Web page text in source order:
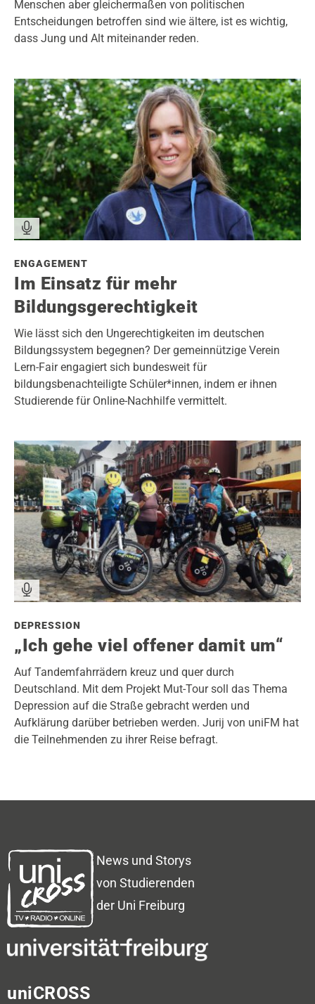
Menschen aber gleichermaßen von politischen
Entscheidungen betroffen sind wie ältere, ist es wichtig,
dass Jung und Alt miteinander reden.
ENGAGEMENT
Im Einsatz für mehr
Bildungsgerechtigkeit
Wie lässt sich den Ungerechtigkeiten im deutschen
Bildungssystem begegnen? Der gemeinnützige Verein
Lern-Fair engagiert sich bundesweit für
bildungsbenachteiligte Schüler*innen, indem er ihnen
Studierende für Online-Nachhilfe vermittelt.
DEPRESSION
„Ich gehe viel offener damit um“
Auf Tandemfahrrädern kreuz und quer durch
Deutschland. Mit dem Projekt Mut-Tour soll das Thema
Depression auf die Straße gebracht werden und
Aufklärung darüber betrieben werden. Jurij von uniFM hat
die Teilnehmenden zu ihrer Reise befragt.
News und Storys
von Studierenden
der Uni Freiburg
uniCROSS